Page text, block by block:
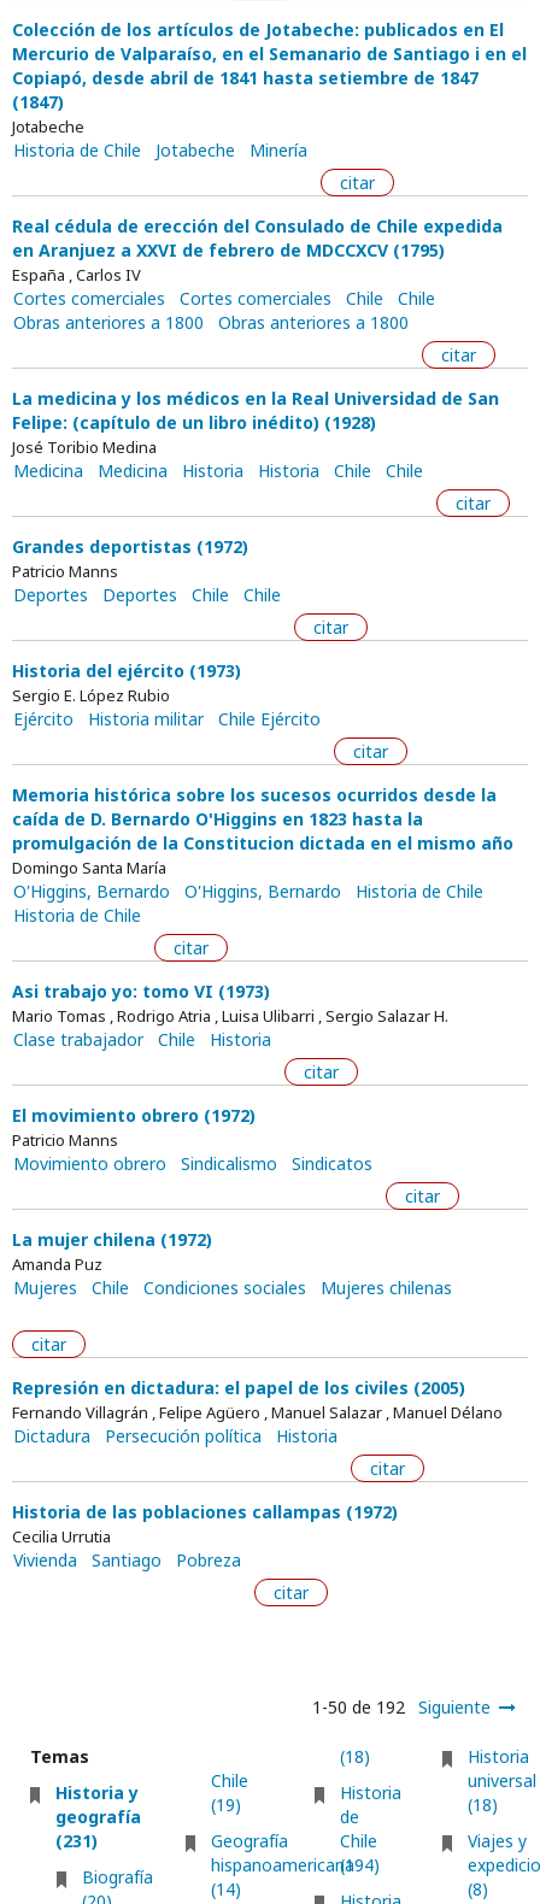
Colección de los artículos de Jotabeche: publicados en El
Mercurio de Valparaíso, en el Semanario de Santiago i en el
Copiapó, desde abril de 1841 hasta setiembre de 1847
(1847)
Jotabeche
Historia de Chile Jotabeche
Minería
citar
Real cédula de erección del Consulado de Chile expedida
en Aranjuez a XXVI de febrero de MDCCXCV (1795)
España , Carlos IV
Cortes comerciales Cortes comerciales Chile
Chile
Obras anteriores a 1800
Obras anteriores a 1800
citar
La medicina y los médicos en la Real Universidad de San
Felipe: (capítulo de un libro inédito) (1928)
José Toribio Medina
Medicina Medicina Historia Historia Chile
Chile
citar
Grandes deportistas (1972)
Patricio Manns
Deportes Deportes Chile
Chile
citar
Historia del ejército (1973)
Sergio E. López Rubio
Ejército Historia militar
Chile Ejército
citar
Memoria histórica sobre los sucesos ocurridos desde la
caída de D. Bernardo O'Higgins en 1823 hasta la
promulgación de la Constitucion dictada en el mismo año
Domingo Santa María
O'Higgins, Bernardo O'Higgins, Bernardo
Historia de Chile
Historia de Chile
citar
Asi trabajo yo: tomo VI (1973)
Mario Tomas , Rodrigo Atria , Luisa Ulibarri , Sergio Salazar H.
Clase trabajador Chile
Historia
citar
El movimiento obrero (1972)
Patricio Manns
Movimiento obrero Sindicalismo
Sindicatos
citar
La mujer chilena (1972)
Amanda Puz
Mujeres Chile Condiciones sociales Mujeres chilenas
citar
Represión en dictadura: el papel de los civiles (2005)
Fernando Villagrán , Felipe Agüero , Manuel Salazar , Manuel Délano
Dictadura Persecución política
Historia
citar
Historia de las poblaciones callampas (1972)
Cecilia Urrutia
Vivienda Santiago
Pobreza
citar
1-50 de 192 Siguiente
Temas
Historia y
geografía
(231)
Biografía
Chile
(19)
Geografía
hispanoamericana
(14)
(18)
Historia
de
Chile
(194)
Historia
universal
(18)
Viajes y
(8)